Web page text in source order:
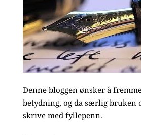
Denne bloggen ønsker å
betydning, og da særlig bruken
skrive med fyllepenn.